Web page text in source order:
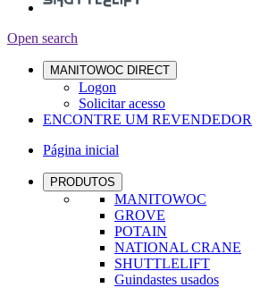
Open search
MANITOWOC DIRECT
Logon
Solicitar acesso
ENCONTRE UM REVENDEDOR
Página inicial
PRODUTOS
MANITOWOC
GROVE
POTAIN
NATIONAL CRANE
SHUTTLELIFT
Guindastes usados